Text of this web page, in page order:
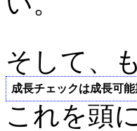
そして、
成長チェックは成長可
これを頭